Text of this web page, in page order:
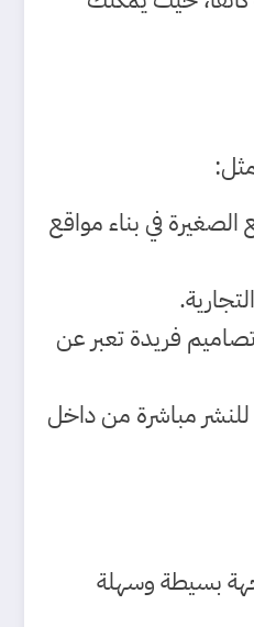
في بناء مواقع
فريدة تعبر عن
مباشرة من داخل
بسيطة وسهلة